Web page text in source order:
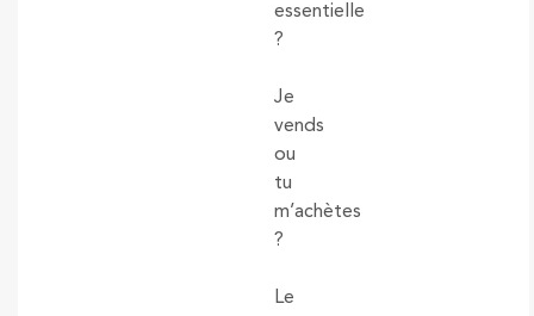
essentielle
?
Je
vends
ou
tu
m’achètes
?
Le